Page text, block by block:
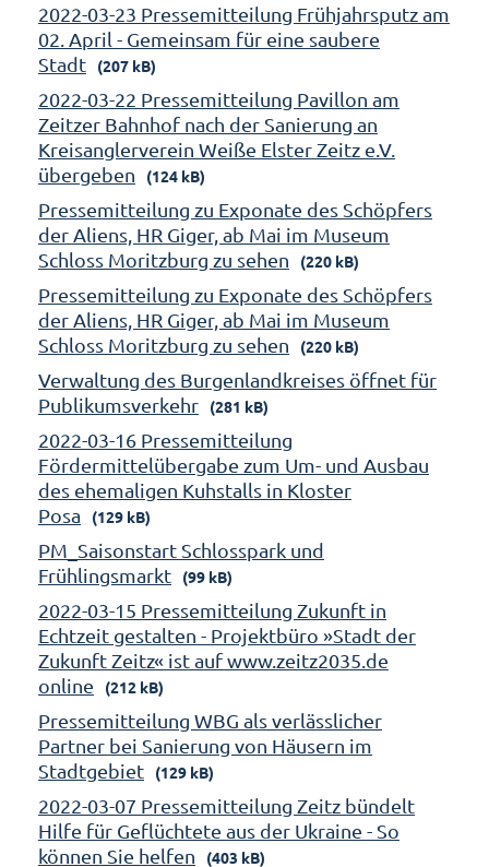
2022-03-23 Pressemitteilung Frühjahrsputz am
02. April - Gemeinsam für eine saubere
Stadt
(207 kB)
2022-03-22 Pressemitteilung Pavillon am
Zeitzer Bahnhof nach der Sanierung an
Kreisanglerverein Weiße Elster Zeitz e.V.
übergeben
(124 kB)
Pressemitteilung zu Exponate des Schöpfers
der Aliens, HR Giger, ab Mai im Museum
Schloss Moritzburg zu sehen
(220 kB)
Pressemitteilung zu Exponate des Schöpfers
der Aliens, HR Giger, ab Mai im Museum
Schloss Moritzburg zu sehen
(220 kB)
Verwaltung des Burgenlandkreises öffnet für
Publikumsverkehr
(281 kB)
2022-03-16 Pressemitteilung
Fördermittelübergabe zum Um- und Ausbau
des ehemaligen Kuhstalls in Kloster
Posa
(129 kB)
PM_Saisonstart Schlosspark und
Frühlingsmarkt
(99 kB)
2022-03-15 Pressemitteilung Zukunft in
Echtzeit gestalten - Projektbüro »Stadt der
Zukunft Zeitz« ist auf www.zeitz2035.de
online
(212 kB)
Pressemitteilung WBG als verlässlicher
Partner bei Sanierung von Häusern im
Stadtgebiet
(129 kB)
2022-03-07 Pressemitteilung Zeitz bündelt
Hilfe für Geflüchtete aus der Ukraine - So
können Sie helfen
(403 kB)